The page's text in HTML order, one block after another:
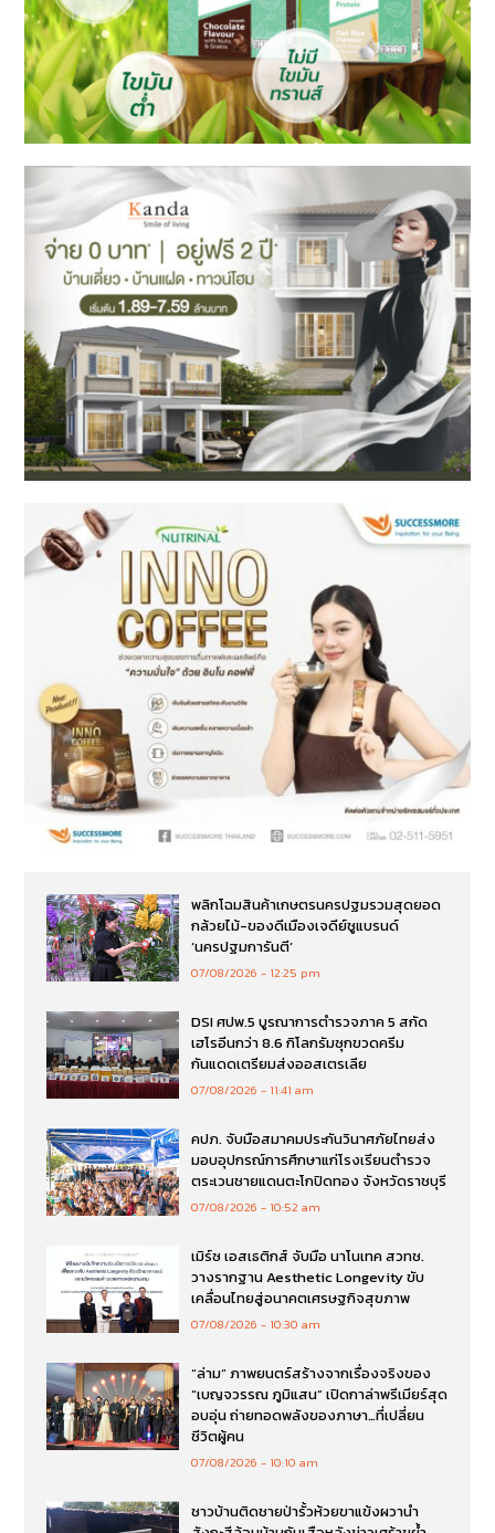
พลิกโฉมสินค้าเกษตรนครปฐมรวมสุดยอด
กล้วยไม้-ของดีเมืองเจดีย์ชูแบรนด์
‘นครปฐมการันตี’
07/08/2026 12:25 pm
DSI ศปพ.5 บูรณาการตำรวจภาค 5 สกัด
เฮโรอีนกว่า 8.6 กิโลกรัมซุกขวดครีม
กันแดดเตรียมส่งออสเตรเลีย
07/08/2026 11:41 am
คปภ. จับมือสมาคมประกันวินาศภัยไทยส่ง
มอบอุปกรณ์การศึกษาแก่โรงเรียนตำรวจ
ตระเวนชายแดนตะโกปิดทอง จังหวัดราชบุรี
07/08/2026 10:52 am
เมิร์ซ เอสเธติกส์ จับมือ นาโนเทค สวทช.
วางรากฐาน Aesthetic Longevity ขับ
เคลื่อนไทยสู่อนาคตเศรษฐกิจสุขภาพ
07/08/2026 10:30 am
“ล่าม” ภาพยนตร์สร้างจากเรื่องจริงของ
“เบญจวรรณ ภูมิแสน” เปิดกาล่าพรีเมียร์สุด
อบอุ่น ถ่ายทอดพลังของภาษา…ที่เปลี่ยน
ชีวิตผู้คน
07/08/2026 10:10 am
ชาวบ้านติดชายป่ารั้วห้วยขาแข้งผวานำ